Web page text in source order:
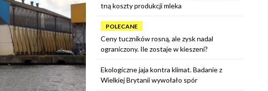
tną koszty produkcji mleka
POLECANE
Ceny tuczników rosną, ale zysk nadal
ograniczony. Ile zostaje w kieszeni?
Ekologiczne jaja kontra klimat. Badanie z
Wielkiej Brytanii wywołało spór